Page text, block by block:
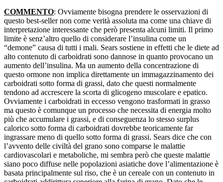
COMMENTO: Ovviamente bisogna prendere le osservazioni di
questo best-seller non come verità assoluta ma come una chiave di
interpretazione interessante che però presenta alcuni limiti. Il primo
limite è senz’altro quello di considerare l’insulina come un
“demone” causa di tutti i mali. Sears sostiene in effetti che le diete ad
alto contenuto di carboidrati sono dannose in quanto provocano un
aumento dell’insulina. Ma un aumento della concentrazione di
questo ormone non implica direttamente un immagazzinamento dei
carboidrati sotto forma di grassi, dato che questi normalmente
tendono ad accrescere la scorta di glicogeno muscolare e epatico.
Ovviamente i carboidrati in eccesso vengono trasformati in grasso
ma questo è comunque un processo che necessita di energia molto
più che accumulare i grassi, e di conseguenza lo stesso surplus
calorico sotto forma di carboidrati dovrebbe teoricamente far
ingrassare meno di quello sotto forma di grassi. Sears dice che con
l’avvento delle civiltà del grano sono comparse le malattie
cardiovascolari e metaboliche, mi sembra però che queste malattie
siano poco diffuse nelle popolazioni asiatiche dove l’alimentazione è
basata principalmente sul riso, che è un cereale con un contenuto in